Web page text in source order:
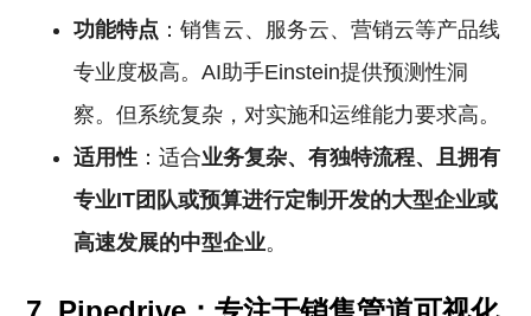
功能特点 ：销售云、服务云、营销云等产品线
专业度极高。AI助手Einstein提供预测性洞
察。但系统复杂，对实施和运维能力要求高。
适用性 ：适合业务复杂、有独特流程、且拥有
专业IT团队或预算进行定制开发的大型企业或
高速发展的中型企业。